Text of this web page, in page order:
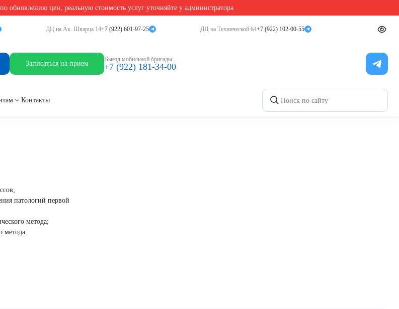
обновлению цен, реальную стоимость услуг уточняйте у администратора
ДЦ на Ак. Шварца 14+7 (922) 601-97-25 ДЦ на Технической 64+7 (922) 102-00-55
Записаться на прием
Выезд мобильной бригады
+7 (922) 181-34-00
Контакты Записаться на приём
патологий первой
метода;
метода.